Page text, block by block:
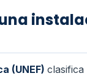
(UNEF) clasifica